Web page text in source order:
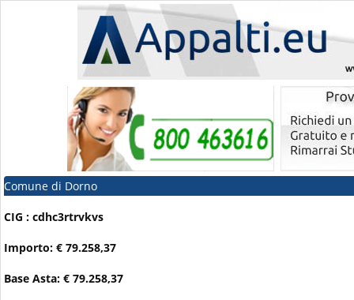
Comune di Dorno
CIG : cdhc3rtrvkvs
Importo: € 79.258,37
Base Asta: € 79.258,37